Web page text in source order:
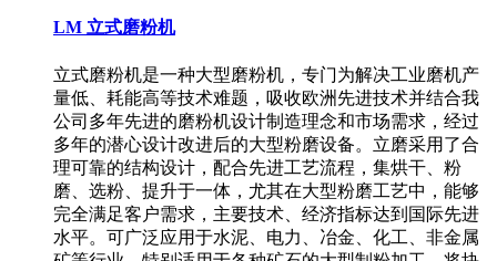
LM 立式磨粉机
立式磨粉机是一种大型磨粉机，专门为解决工业磨机产
量低、耗能高等技术难题，吸收欧洲先进技术并结合我
公司多年先进的磨粉机设计制造理念和市场需求，经过
多年的潜心设计改进后的大型粉磨设备。立磨采用了合
理可靠的结构设计，配合先进工艺流程，集烘干、粉
磨、选粉、提升于一体，尤其在大型粉磨工艺中，能够
完全满足客户需求，主要技术、经济指标达到国际先进
水平。可广泛应用于水泥、电力、冶金、化工、非金属